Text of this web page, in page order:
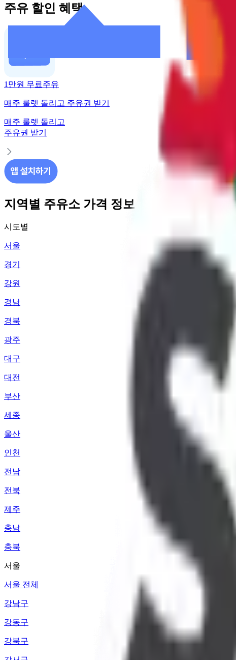
주유 할인 혜택
1만원 무료주유
매주 룰렛 돌리고 주유권 받기
매주 룰렛 돌리고
주유권 받기
지역별 주유소 가격 정보
시도별
서울
경기
강원
경남
경북
광주
대구
대전
부산
세종
울산
인천
전남
전북
제주
충남
충북
서울
서울 전체
강남구
강동구
강북구